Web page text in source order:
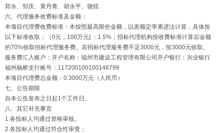
郑永、邹庆、黄丹青、胡永平、饶炫
六、代理服务收费标准及金额：
本项目代理费收费标准：本按照最高限价金额，以差额定率累进法计算，具体按
以下标准收取：（0元，100万元] ：1.5%；招标代理机构按收费标准计算后金额
的70%收取招标代理服务费。若招标代理服务费不足3000元，按3000元收取。
服务费汇入账户：开户名称：福州市建设工程管理有限公司开户银行：兴业银行
福州杨桥支行账号：117200100100146799
本项目代理费总金额：0.3000万元（人民币）
七、公告期限
自本公告发布之日起1个工作日。
八、其它补充事宜
1.各投标人均通过资格审核。
2.各投标人均通过符合性审查；